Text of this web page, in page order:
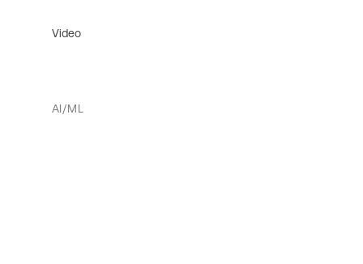
Video
AI/ML